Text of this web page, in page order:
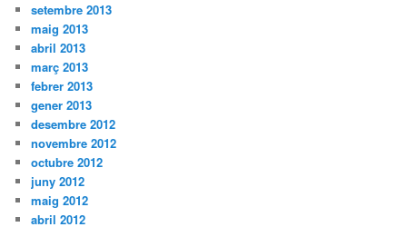
setembre 2013
maig 2013
abril 2013
març 2013
febrer 2013
gener 2013
desembre 2012
novembre 2012
octubre 2012
juny 2012
maig 2012
abril 2012